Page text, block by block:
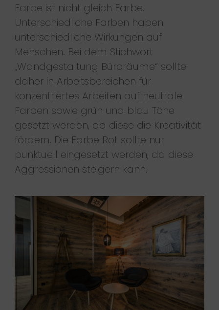
Farbe ist nicht gleich Farbe.
Unterschiedliche Farben haben
unterschiedliche Wirkungen auf
Menschen. Bei dem Stichwort
„Wandgestaltung Büroräume“ sollte
daher in Arbeitsbereichen für
konzentriertes Arbeiten auf neutrale
Farben sowie grün und blau Töne
gesetzt werden, da diese die Kreativität
fördern. Die Farbe Rot sollte nur
punktuell eingesetzt werden, da diese
Aggressionen steigern kann.